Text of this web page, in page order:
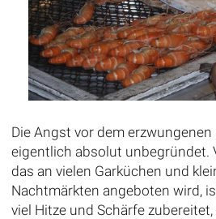
Die Angst vor dem
eigentlich absolut unbegründet.
das an vielen Garküchen und
Nachtmärkten angeboten wird,
viel Hitze und Schärfe